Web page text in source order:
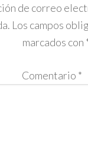
de correo
Los campos
marcados con
Comentario *